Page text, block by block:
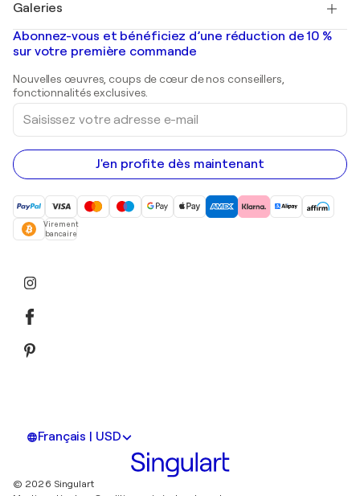
Banksy
Mr. Brainwash
Shepard Fairey
Tableaux abstraits à vendre
Peintures de paysage
Estampes
Peintures acryliques
Galeries
Galeries d'art en France
Galeries d'art en Belgique
Abonnez-vous et bénéficiez d’une réduction de 10 %
sur votre première commande
Nouvelles œuvres, coups de cœur de nos conseillers,
fonctionnalités exclusives.
Saisissez
votre
adresse
e-
mail
J'en profite dès maintenant
Virement
bancaire
Français | USD
© 2026 Singulart